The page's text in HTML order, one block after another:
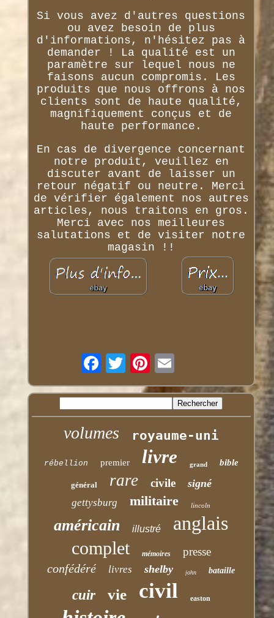
Si vous avez d'autres questions
ou avez besoin de plus
d'informations, n'hésitez pas à
demander ! La qualité est un
paramètre sur lequel nous ne
faisons aucun compromis. Les
produits que nous offrons à nos
clients sont de haute qualité,
magnifiquement conçus et de
haute performance.
En cas de divergence concernant
notre produit, veuillez en
discuter avant de laisser un
retour négatif ou neutre. Merci
de vérifier également nos autres
articles, nous traitons en gros.
Merci avec nos meilleures
salutations et de visiter notre
magasin !!
volumes royaume-uni
rébellion premier livre grand bible
général rare civile signé
gettysburg militaire lincoln
américain illustré anglais
complet mémoires presse
confédéré livres shelby john bataille
cuir vie civil easton